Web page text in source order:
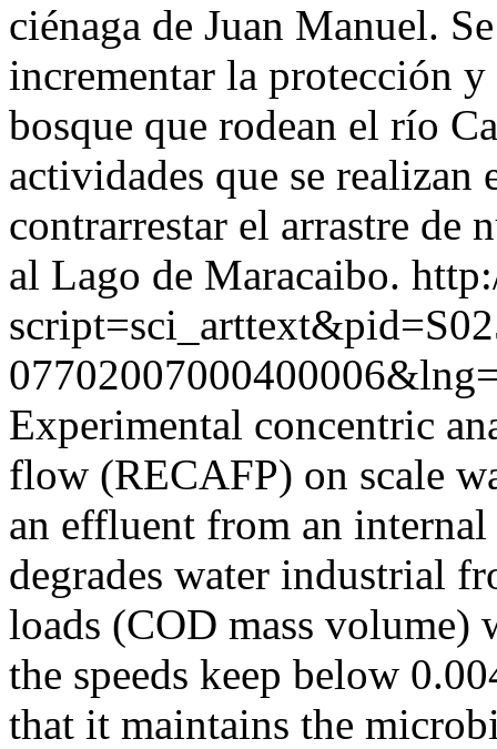
ciénaga de Juan Manuel.
incrementar la protección
bosque que rodean el río
actividades que se realizan
contrarrestar el arrastre de
al Lago de Maracaibo.
Experimental concentric
flow (RECAFP) on scale
an effluent from an
degrades water industrial
loads (COD mass volume)
the speeds keep below
that it maintains the